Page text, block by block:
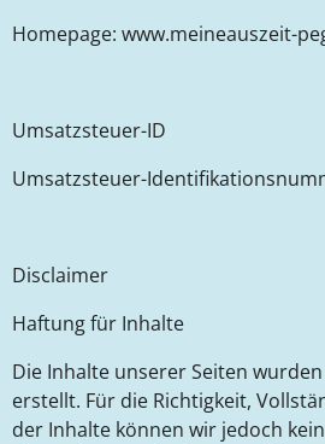
Homepage: www.meineauszeit-
Umsatzsteuer-ID
Umsatzsteuer-
Disclaimer
Haftung für Inhalte
Die Inhalte unserer Seiten
erstellt. Für die Richtigkeit,
der Inhalte können wir jedoch